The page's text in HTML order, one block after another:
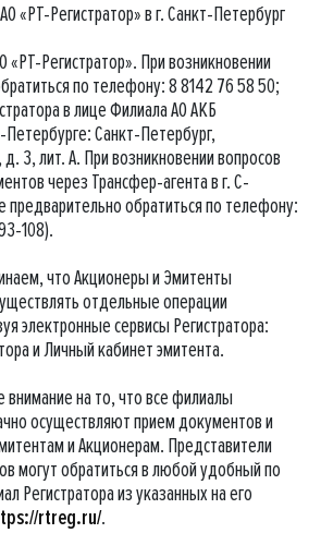
«РТ-Регистратор» в г. Санкт-Петербург
«РТ-Регистратор». При возникновении
по телефону: 8 8142 76 58 50;
в лице Филиала АО АКБ
Санкт-Петербург,
3, лит. А. При возникновении вопросов
через Трансфер-агента в г. С-
обратиться по телефону:
108).
что Акционеры и Эмитенты
отдельные операции
электронные сервисы Регистратора:
и Личный кабинет эмитента.
на то, что все филиалы
осуществляют прием документов и
и Акционерам. Представители
могут обратиться в любой удобный по
Регистратора из указанных на его
rtreg.ru/.